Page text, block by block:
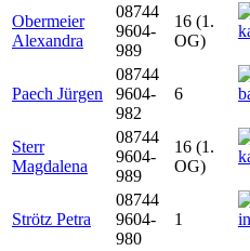
Obermeier
Alexandra
08744
9604-
989
16 (1.
OG)
Paech Jürgen
08744
9604-
982
6
Sterr
Magdalena
08744
9604-
989
16 (1.
OG)
Strötz Petra
08744
9604-
980
1